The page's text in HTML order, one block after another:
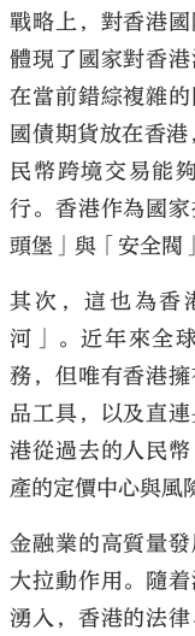
戰略上，對香港
體現了國家對香港
在當前錯綜複雜
國債期貨放在香
民幣跨境交易能
行。香港作為國
頭堡」與「安全閥
其次，這也為香
河」。近年來全
務，但唯有香港
品工具，以及直
港從過去的人民
產的定價中心與風
金融業的高質量
大拉動作用。隨
湧入，香港的法